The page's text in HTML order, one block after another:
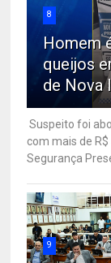
8
Homem
queijos
de Nova
Suspeito foi
com mais de
Segurança
9